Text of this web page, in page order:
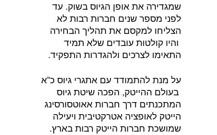
שמגדירה את אופן הגיוס בשוק. עד
לפני מספר שנים חברות רבות לא
הצליחו למקסם את תהליך הבחירה
והיו קולטות עובדים שלא תמיד
התאימו לצרכים ולהגדרות התפקיד.
על מנת להתמודד עם אתגרי גיוס כ”א
בעולם ההייטק, הפכה שיטת גיוס
המתכנתים דרך חברות אאוטסורסינג
הייטק לאופציה אטרקטיבית ויעילה
שמושכת חברות הייטק רבות בארץ.